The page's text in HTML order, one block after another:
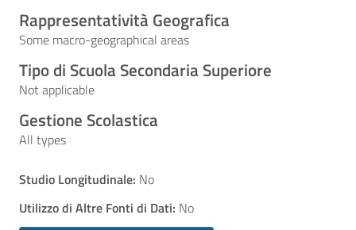
Rappresentatività Geografica
Some macro-geographical areas
Tipo di Scuola Secondaria Superiore
Not applicable
Gestione Scolastica
All types
Studio Longitudinale: No
Utilizzo di Altre Fonti di Dati: No